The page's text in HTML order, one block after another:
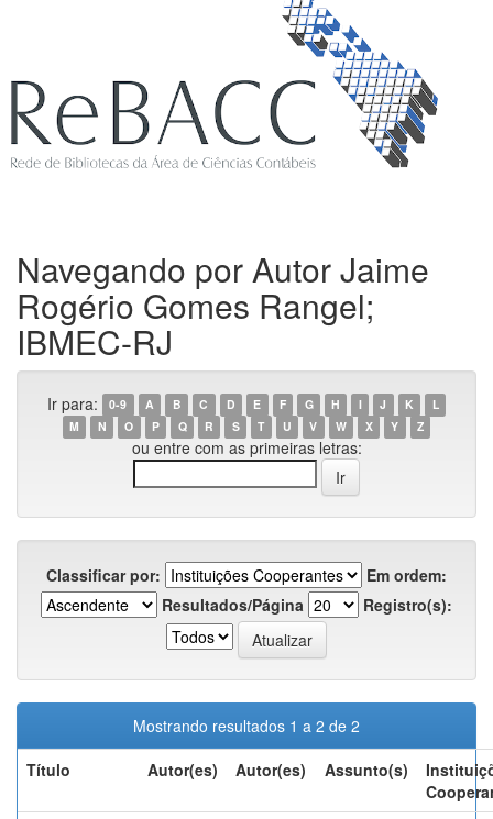
Navegando por Autor Jaime
Rogério Gomes Rangel;
IBMEC-RJ
Ir para: 0-9 A B C D E F G H I J K
L
M
N O P Q R S T U V W X Y Z
ou entre com as primeiras letras:
Classificar por:
Em ordem:
Resultados/Página
Registro(s):
Mostrando resultados 1 a 2 de 2
Título
Autor(es) Autor(es) Assunto(s)